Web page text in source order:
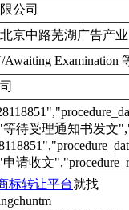
公司
京中路芜湖广告产
Examination
等待受理通知书发文
申请收文
标转让平台就找